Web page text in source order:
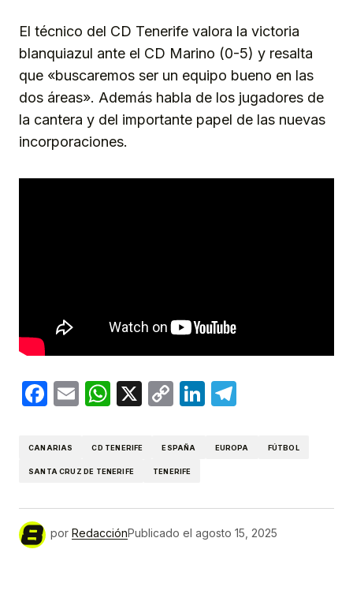
El técnico del CD Tenerife valora la victoria
blanquiazul ante el CD Marino (0-5) y resalta
que «buscaremos ser un equipo bueno en las
dos áreas». Además habla de los jugadores de
la cantera y del importante papel de las nuevas
incorporaciones.
Facebook
EmailWhatsApp
X
CopyLinkedIn
CANARIAS CD TENERIFE ESPAÑA EUROPA FÚTBOL
SANTA CRUZ DE TENERIFE TENERIFE
por RedacciónPublicado el agosto 15, 2025